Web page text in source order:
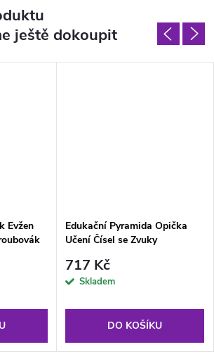
ještě dokoupit
Evžen
Edukační Pyramida Opička
Učení Čísel se Zvuky
717 Kč
Skladem
DO KOŠÍKU